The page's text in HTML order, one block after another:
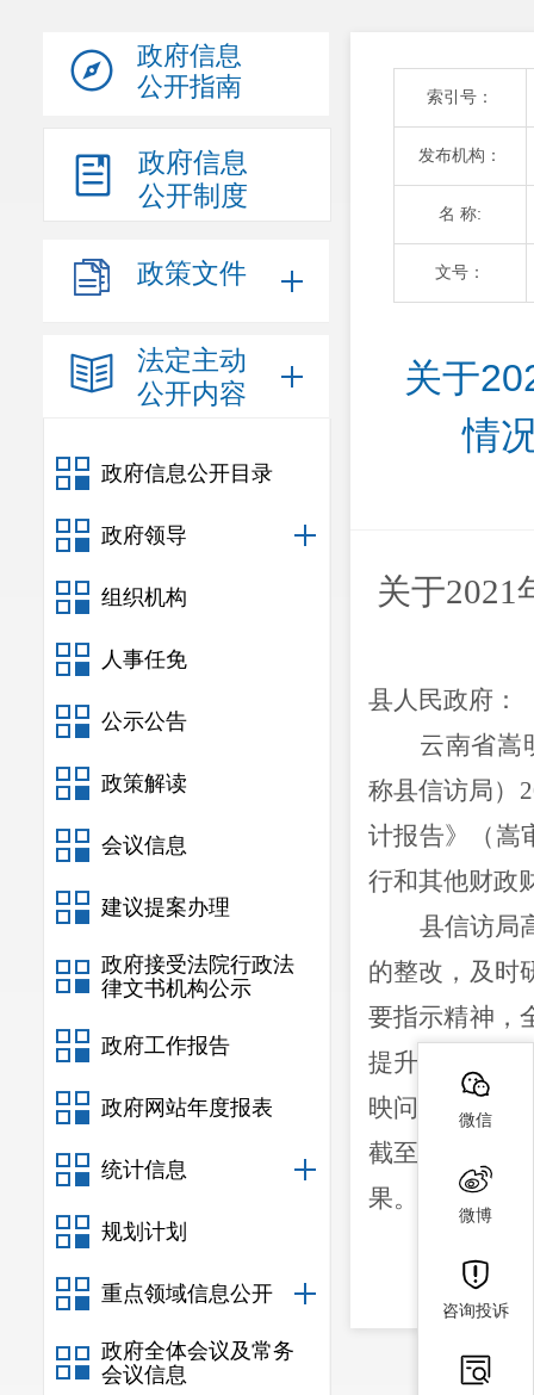
政府信息
公开指南
政府信息
公开制度
政策文件
法定主动
公开内容
政府信息公开目录
政府领导
组织机构
人事任免
公示公告
政策解读
会议信息
建议提案办理
政府接受法院行政法
律文书机构公示
政府工作报告
政府网站年度报表
统计信息
规划计划
重点领域信息公开
政府全体会议及常务
会议信息
索引号：
发布机构：
名 称:
文号：
关于
情
关于2021
县人民政府 ：
云南省嵩
称县信访局）
计报告》（嵩
行和其他财政
县信访局
的整改 ，及
要指示精神，
提升管理效能
映问题
个、
截至
果。
县信访局
措施
二、统筹
微信
微博
咨询投诉